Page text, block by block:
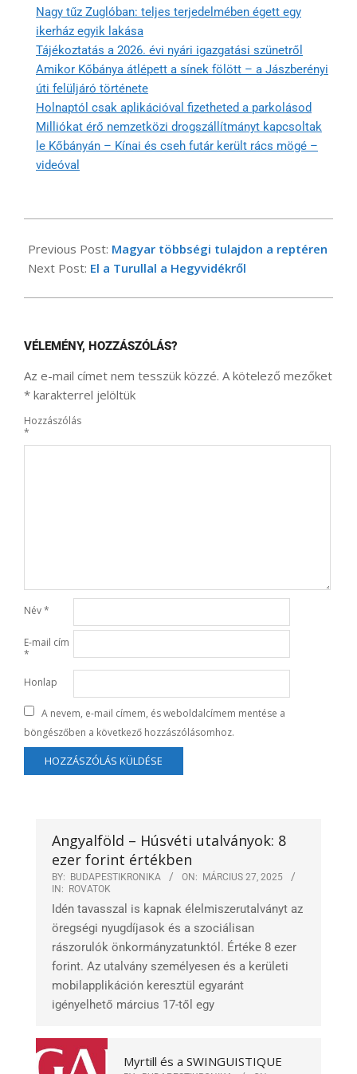
Nagy tűz Zuglóban: teljes terjedelmében égett egy
ikerház egyik lakása
Tájékoztatás a 2026. évi nyári igazgatási szünetről
Amikor Kőbánya átlépett a sínek fölött – a Jászberényi
úti felüljáró története
Holnaptól csak aplikációval fizetheted a parkolásod
Milliókat érő nemzetközi drogszállítmányt kapcsoltak
le Kőbányán – Kínai és cseh futár került rács mögé –
videóval
06-
07
Previous Post: Magyar többségi tulajdon a reptéren
Next Post: El a Turullal a Hegyvidékről
VÉLEMÉNY, HOZZÁSZÓLÁS?
Az e-mail címet nem tesszük közzé. A kötelező mezőket
* karakterrel jelöltük
Hozzászólás
*
Név*
E-mail cím
*
Honlap
A nevem, e-mail címem, és weboldalcímem mentése a
böngészőben a következő hozzászólásomhoz.
Angyalföld – Húsvéti utalványok: 8
ezer forint értékben
BY: BUDAPESTIKRONIKA ON:
MÁRCIUS 27, 2025
IN:
ROVATOK
Idén tavasszal is kapnak élelmiszerutalványt az
öregségi nyugdíjasok és a szociálisan
rászorulók önkormányzatunktól. Értéke 8 ezer
forint. Az utalvány személyesen és a kerületi
mobilapplikáción keresztül egyaránt
igényelhető március 17-től egy
Myrtill és a SWINGUISTIQUE